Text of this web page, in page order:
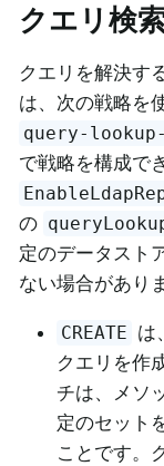
クエリ検
クエリを解決す
は、次の戦略を
query-
で戦略を構成で
の
定のデータスト
ない場合があり
CREATE は
クエリを作
チは、メソ
定のセット
ことです。